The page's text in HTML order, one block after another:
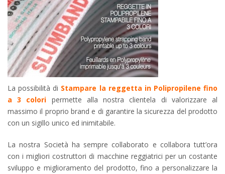
La possibilità di Stampare la reggetta in Polipropilene fino
a 3 colori permette alla nostra clientela di valorizzare al
massimo il proprio brand e di garantire la sicurezza del prodotto
con un sigillo unico ed inimitabile.
La nostra Società ha sempre collaborato e collabora tutt’ora
con i migliori costruttori di macchine reggiatrici per un costante
sviluppo e miglioramento del prodotto, fino a personalizzare la